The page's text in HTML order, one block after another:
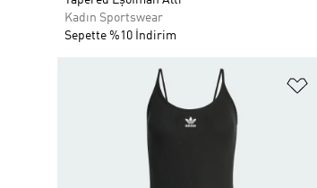
Kadın Sportswear
Sepette %10 İndirim